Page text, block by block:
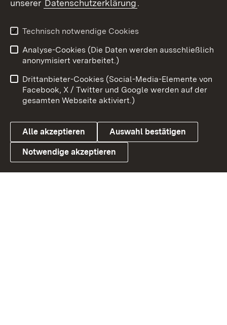
Youtube
Link zum Landesportal
Impressum
Kontakt
Barrierefreiheit
Datenschutz
Cookies
unserer Datenschutzerklärung.
Technisch notwendige Cookies
Analyse-Cookies (Die Daten werden ausschließlich
anonymisiert verarbeitet.)
Drittanbieter-Cookies (Social-Media-Elemente von
Facebook, X / Twitter und Google werden auf der
gesamten Webseite aktiviert.)
Alle akzeptieren Auswahl bestätigen
Notwendige akzeptieren